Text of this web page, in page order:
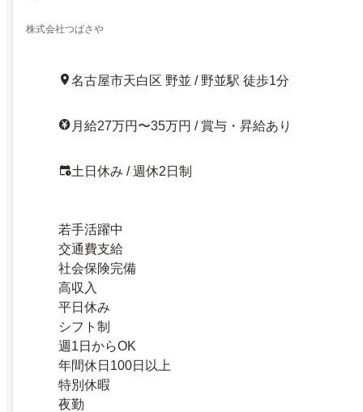
株式会社つばさや
名古屋市天白区 野並 / 野並駅 徒歩1分
月給27万円〜35万円 / 賞与・昇給あり
土日休み / 週休2日制
若手活躍中
交通費支給
社会保険完備
高収入
平日休み
シフト制
週1日からOK
年間休日100日以上
特別休暇
夜勤